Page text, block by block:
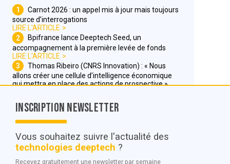
1
Carnot 2026 : un appel mis à jour mais toujours
source d’interrogations
LIRE L'ARTICLE
2
Bpifrance lance Deeptech Seed, un
accompagnement à la première levée de fonds
LIRE L'ARTICLE
3
Thomas Ribeiro (CNRS Innovation) : « Nous
allons créer une cellule d’intelligence économique
qui mettra en place des actions de prospective »
© POC Media 2026
Inscription Newsletter
Vous souhaitez suivre l'actualité des
technologies deeptech ?
Recevez gratuitement une newsletter par semaine